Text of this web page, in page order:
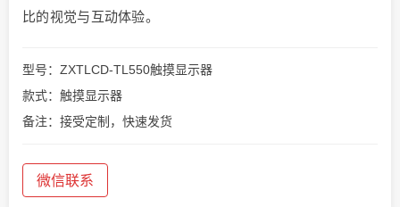
比的视觉与互动体验。
型号：ZXTLCD-TL550触摸显示器
款式：触摸显示器
备注：接受定制，快速发货
微信联系